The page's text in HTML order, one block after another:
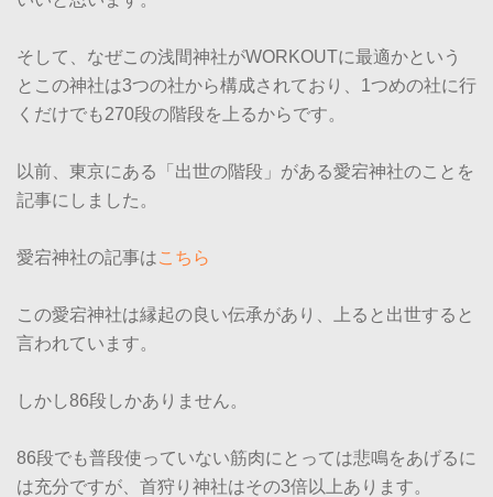
そして、なぜこの浅間神社がWORKOUTに最適かという
とこの神社は3つの社から構成されており、1つめの社に行
くだけでも270段の階段を上るからです。
以前、東京にある「出世の階段」がある愛宕神社のことを
記事にしました。
愛宕神社の記事はこちら
この愛宕神社は縁起の良い伝承があり、上ると出世すると
言われています。
しかし86段しかありません。
86段でも普段使っていない筋肉にとっては悲鳴をあげるに
は充分ですが、首狩り神社はその3倍以上あります。